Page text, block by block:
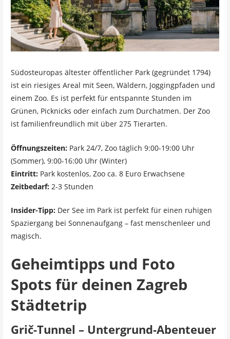
Südosteuropas ältester öffentlicher Park (gegründet 1794)
ist ein riesiges Areal mit Seen, Wäldern, Joggingpfaden und
einem Zoo. Es ist perfekt für entspannte Stunden im
Grünen, Picknicks oder einfach zum Durchatmen. Der Zoo
ist familienfreundlich mit über 275 Tierarten.
Öffnungszeiten:Park 24/7, Zoo täglich 9:00-19:00 Uhr
(Sommer), 9:00-16:00 Uhr (Winter)
Eintritt:Park kostenlos, Zoo ca. 8 Euro Erwachsene
Zeitbedarf:2-3 Stunden
Insider-Tipp:Der See im Park ist perfekt für einen ruhigen
Spaziergang bei Sonnenaufgang – fast menschenleer und
magisch.
Geheimtipps und Foto
Spots für deinen Zagreb
Städtetrip
Grič-Tunnel – Untergrund-Abenteuer